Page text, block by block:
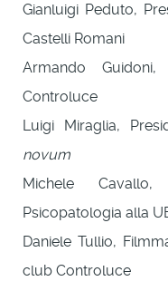
Gianluigi Peduto,
Castelli Romani
Armando
Controluce
Luigi Miraglia,
novum
Michele
Psicopatologia alla
Daniele Tullio,
club Controluce